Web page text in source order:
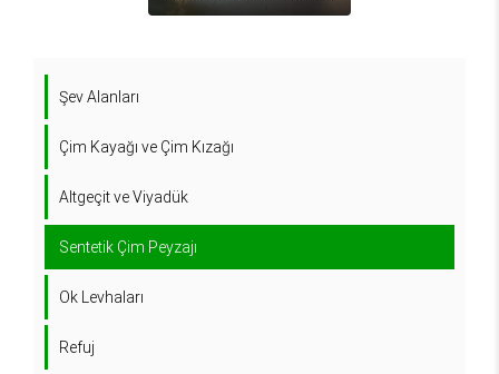
Şev Alanları
Çim Kayağı ve Çim Kızağı
Altgeçit ve Viyadük
Sentetik Çim Peyzajı
Ok Levhaları
Refuj